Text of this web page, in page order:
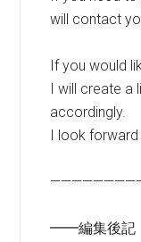
will contact
If you would
I will create a
accordingly.
I look
━━編集後記